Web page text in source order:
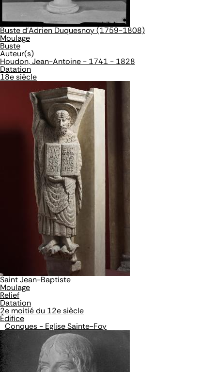
Buste d'Adrien Duquesnoy (1759-1808)
Moulage
Buste
Auteur(s)
Houdon, Jean-Antoine - 1741 - 1828
Datation
18e siècle
Saint Jean-Baptiste
Moulage
Relief
Datation
2e moitié du 12e siècle
Édifice
Conques - Eglise Sainte-Foy